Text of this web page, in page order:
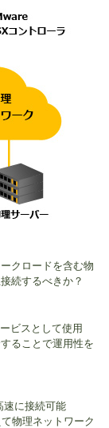
クロードを含む物
続するべきか？
ビスとして使用
ることで運用性を
速に接続可能
物理ネットワーク